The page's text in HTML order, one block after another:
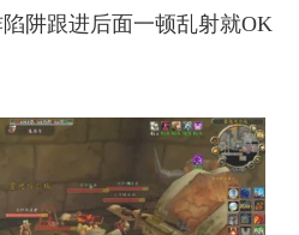
阱跟进后面一顿乱射就OK